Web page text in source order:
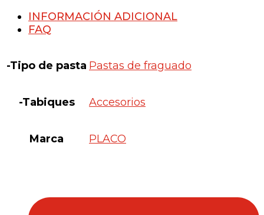
INFORMACIÓN ADICIONAL
FAQ
-Tipo de pasta Pastas de fraguado
-Tabiques Accesorios
Marca PLACO